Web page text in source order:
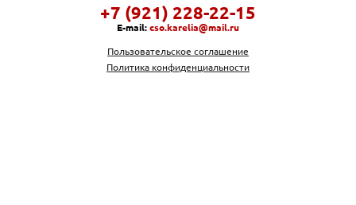
+7 (921) 228-22-15
E-mail: cso.karelia@mail.ru
Пользовательское соглашение
Политика конфиденциальности